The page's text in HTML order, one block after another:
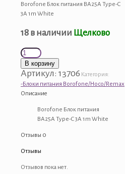
Borofone Блок питания BA25A Type-C
3A 1m White
18 в наличии Щелково
Количество
товара
Borofone
Блок
питания
1m
В корзину
Артикул: 13706 Категория:
-Блоки питания Borofone/Hoco/Remax
Описание
Borofone Блок питания
BA25A Type-C 3A 1m White
Отзывы 0
Отзывы
Отзывов пока нет.